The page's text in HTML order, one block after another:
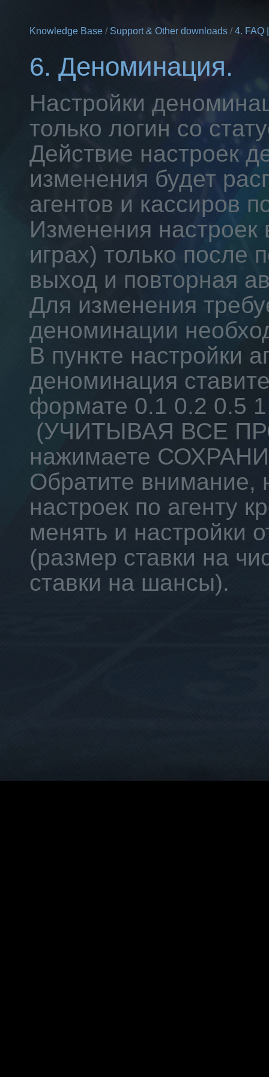
Knowledge Base / Support & Other downloads / 4.
6. Деноминация.
Настройки
только логин со
Действие настроек
изменения будет
агентов и кассиров
Изменения настроек
играх) только после
выход и повторная
Для изменения
деноминации
В пункте настройки
деноминация
формате 0.1 0.2 0.5
(УЧИТЫВАЯ ВСЕ
нажимаете
Обратите внимание,
настроек по агенту
менять и настройки
(размер ставки на
ставки на шансы).